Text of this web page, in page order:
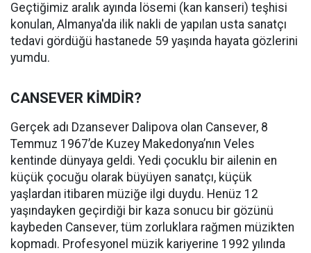
Geçtiğimiz aralık ayında lösemi (kan kanseri) teşhisi
konulan, Almanya'da ilik nakli de yapılan usta sanatçı
tedavi gördüğü hastanede 59 yaşında hayata gözlerini
yumdu.
CANSEVER KİMDİR?
Gerçek adı Dzansever Dalipova olan Cansever, 8
Temmuz 1967’de Kuzey Makedonya’nın Veles
kentinde dünyaya geldi. Yedi çocuklu bir ailenin en
küçük çocuğu olarak büyüyen sanatçı, küçük
yaşlardan itibaren müziğe ilgi duydu. Henüz 12
yaşındayken geçirdiği bir kaza sonucu bir gözünü
kaybeden Cansever, tüm zorluklara rağmen müzikten
kopmadı. Profesyonel müzik kariyerine 1992 yılında